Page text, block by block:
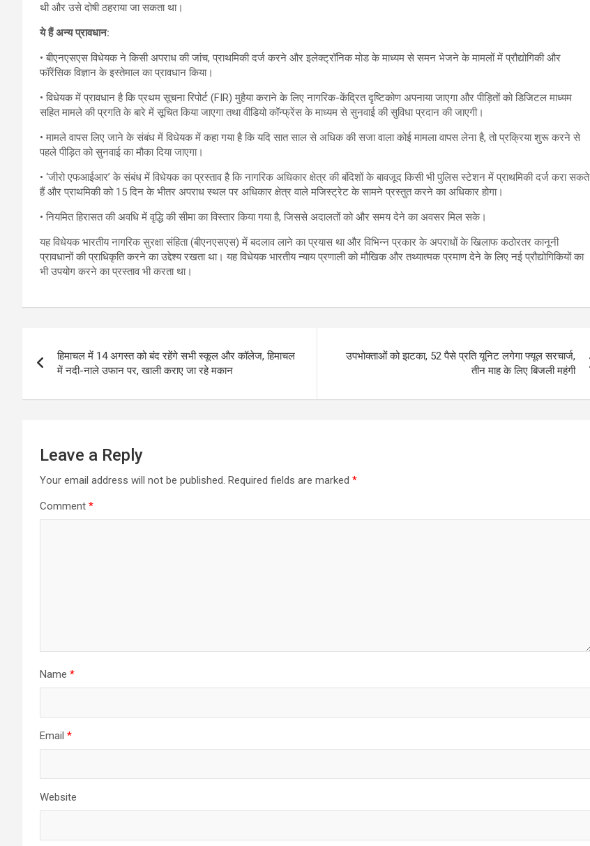
थी और उसे दोषी ठहराया जा सकता था।
ये हैं अन्य प्रावधान:
• बीएनएसएस विधेयक ने किसी अपराध की जांच, प्राथमिकी दर्ज करने और इलेक्ट्रॉनिक मोड के माध्यम से समन भेजने के मामलों में प्रौद्योगिकी और
फॉरेंसिक विज्ञान के इस्तेमाल का प्रावधान किया।
• विधेयक में प्रावधान है कि प्रथम सूचना रिपोर्ट (FIR) मुहैया कराने के लिए नागरिक-केंद्रित दृष्टिकोण अपनाया जाएगा और पीड़ितों को डिजिटल माध्यम
सहित मामले की प्रगति के बारे में सूचित किया जाएगा तथा वीडियो कॉन्फ्रेंस के माध्यम से सुनवाई की सुविधा प्रदान की जाएगी।
• मामले वापस लिए जाने के संबंध में विधेयक में कहा गया है कि यदि सात साल से अधिक की सजा वाला कोई मामला वापस लेना है, तो प्रक्रिया शुरू करने से
पहले पीड़ित को सुनवाई का मौका दिया जाएगा।
• ‘जीरो एफआईआर’ के संबंध में विधेयक का प्रस्ताव है कि नागरिक अधिकार क्षेत्र की बंदिशों के बावजूद किसी भी पुलिस स्टेशन में प्राथमिकी दर्ज करा सकते
हैं और प्राथमिकी को 15 दिन के भीतर अपराध स्थल पर अधिकार क्षेत्र वाले मजिस्ट्रेट के सामने प्रस्तुत करने का अधिकार होगा।
• नियमित हिरासत की अवधि में वृद्धि की सीमा का विस्तार किया गया है, जिससे अदालतों को और समय देने का अवसर मिल सके।
यह विधेयक भारतीय नागरिक सुरक्षा संहिता (बीएनएसएस) में बदलाव लाने का प्रयास था और विभिन्न प्रकार के अपराधों के खिलाफ कठोरतर कानूनी
प्रावधानों की प्राधिकृति करने का उद्देश्य रखता था। यह विधेयक भारतीय न्याय प्रणाली को मौखिक और तथ्यात्मक प्रमाण देने के लिए नई प्रौद्योगिकियों का
भी उपयोग करने का प्रस्ताव भी करता था।
navigation
हिमाचल में 14 अगस्त को बंद रहेंगे सभी स्कूल और कॉलेज, हिमाचल
में नदी-नाले उफान पर, खाली कराए जा रहे मकान
उपभोक्ताओं को झटका, 52 पैसे प्रति यूनिट लगेगा फ्यूल सरचार्ज,
तीन माह के लिए बिजली महंगी
Leave a Reply
Your email address will not be published. Required fields are marked *
Comment *
Name *
Email *
Website